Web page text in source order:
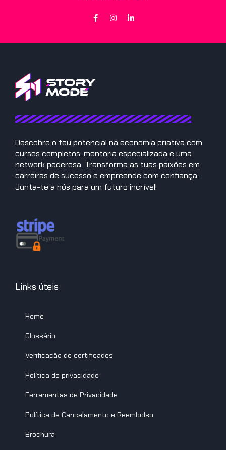
Descobre o teu potencial na economia criativa com
cursos completos, mentoria especializada e uma
network poderosa. Transforma as tuas paixões em
carreiras de sucesso e empreende com confiança.
Junta-te a nós para um futuro incrível!
Links úteis
Home
Glossário
Verificação de certificados
Política de privacidade
Ferramentas de Privacidade
Política de Cancelamento e Reembolso
Brochura